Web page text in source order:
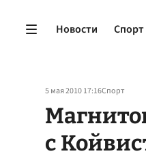
Новости Спорт
5 мая 2010 17:16Спорт
с